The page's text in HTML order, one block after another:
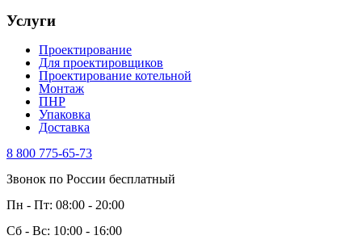
Услуги
Проектирование
Для проектировщиков
Проектирование котельной
Монтаж
ПНР
Упаковка
Доставка
8 800 775-65-73
Звонок по России бесплатный
Пн - Пт: 08:00 - 20:00
Сб - Вс: 10:00 - 16:00